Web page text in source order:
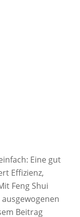
Eine gut
Effizienz,
Feng Shui
Beitrag